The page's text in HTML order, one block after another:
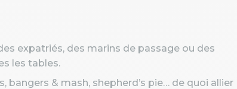
expatriés, des marins de passage ou des
les tables.
bangers & mash, shepherd’s pie… de quoi allier